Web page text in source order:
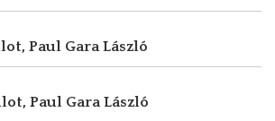
Paul Gara László
Paul Gara László